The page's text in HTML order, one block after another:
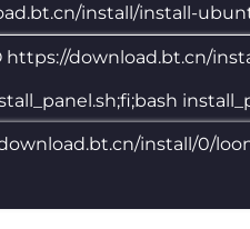
install/install-
https://download.bt.cn/
install/0/